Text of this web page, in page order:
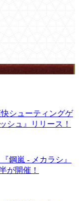
シューティングゲ
シュ』リリース！
鋼嵐 - メカラシ』
が開催！